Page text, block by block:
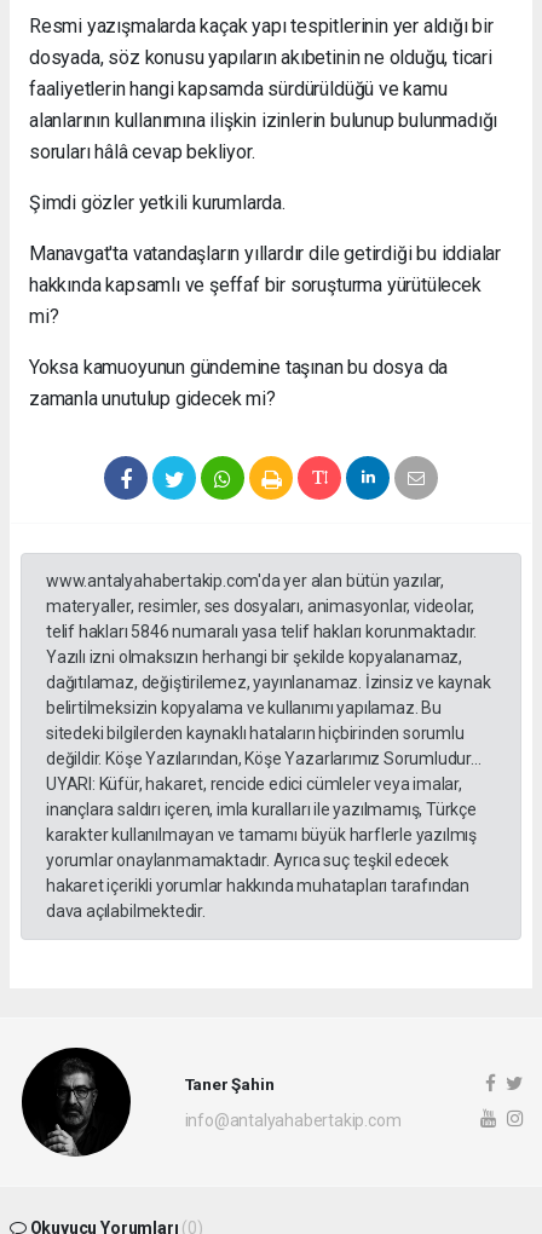
Resmi yazışmalarda kaçak yapı tespitlerinin yer aldığı bir
dosyada, söz konusu yapıların akıbetinin ne olduğu, ticari
faaliyetlerin hangi kapsamda sürdürüldüğü ve kamu
alanlarının kullanımına ilişkin izinlerin bulunup bulunmadığı
soruları hâlâ cevap bekliyor.
Şimdi gözler yetkili kurumlarda.
Manavgat'ta vatandaşların yıllardır dile getirdiği bu iddialar
hakkında kapsamlı ve şeffaf bir soruşturma yürütülecek
mi?
Yoksa kamuoyunun gündemine taşınan bu dosya da
zamanla unutulup gidecek mi?
www.antalyahabertakip.com'da yer alan bütün yazılar,
materyaller, resimler, ses dosyaları, animasyonlar, videolar,
telif hakları 5846 numaralı yasa telif hakları korunmaktadır.
Yazılı izni olmaksızın herhangi bir şekilde kopyalanamaz,
dağıtılamaz, değiştirilemez, yayınlanamaz. İzinsiz ve kaynak
belirtilmeksizin kopyalama ve kullanımı yapılamaz. Bu
sitedeki bilgilerden kaynaklı hataların hiçbirinden sorumlu
değildir. Köşe Yazılarından, Köşe Yazarlarımız Sorumludur...
UYARI: Küfür, hakaret, rencide edici cümleler veya imalar,
inançlara saldırı içeren, imla kuralları ile yazılmamış, Türkçe
karakter kullanılmayan ve tamamı büyük harflerle yazılmış
yorumlar onaylanmamaktadır. Ayrıca suç teşkil edecek
hakaret içerikli yorumlar hakkında muhatapları tarafından
dava açılabilmektedir.
Taner Şahin
info@antalyahabertakip.com
Okuyucu Yorumları (0)